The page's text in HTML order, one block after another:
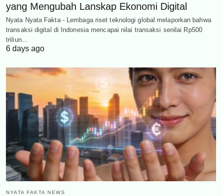
yang Mengubah Lanskap Ekonomi Digital
Nyata Nyata Fakta - Lembaga riset teknologi global melaporkan bahwa
transaksi digital di Indonesia mencapai nilai transaksi senilai Rp500
triliun…
6 days ago
NYATA FAKTA NEWS